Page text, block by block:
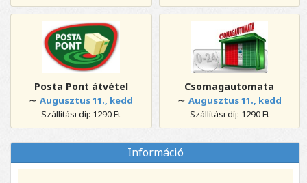
Posta Pont átvétel
∼Augusztus 11., kedd
Szállítási díj: 1290 Ft
Csomagautomata
∼ Augusztus 11., kedd
Szállítási díj: 1290 Ft
Információ